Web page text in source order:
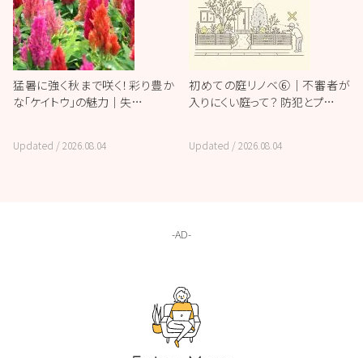
猛暑に強く秋まで咲く！彩り豊か
な「ケイトウ」の魅力｜失…
Updated /2026.08.04
初めての庭リノベ⑥｜不審者が
入りにくい庭って？ 防犯とプ…
Updated /2026.08.04